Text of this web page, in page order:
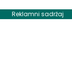
Reklamni sadržaj